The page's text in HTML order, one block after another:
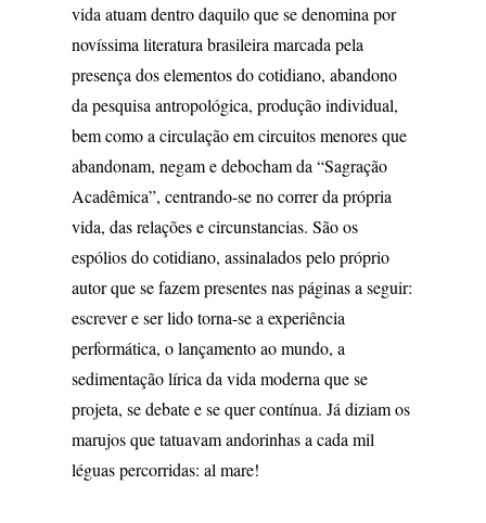
vida atuam dentro daquilo que se denomina por
novíssima literatura brasileira marcada pela
presença dos elementos do cotidiano, abandono
da pesquisa antropológica, produção individual,
bem como a circulação em circuitos menores que
abandonam, negam e debocham da “Sagração
Acadêmica”, centrando-se no correr da própria
vida, das relações e circunstancias. São os
espólios do cotidiano, assinalados pelo próprio
autor que se fazem presentes nas páginas a seguir:
escrever e ser lido torna-se a experiência
performática, o lançamento ao mundo, a
sedimentação lírica da vida moderna que se
projeta, se debate e se quer contínua. Já diziam os
marujos que tatuavam andorinhas a cada mil
léguas percorridas: al mare!